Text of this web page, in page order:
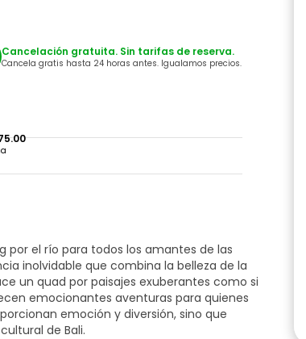
Cancelación gratuita. Sin tarifas de reserva.
Cancela gratis hasta 24 horas antes. Igualamos precios.
el río para todos los amantes de las
inolvidable que combina la belleza de la
un quad por paisajes exuberantes como si
emocionantes aventuras para quienes
emoción y diversión, sino que
de Bali.